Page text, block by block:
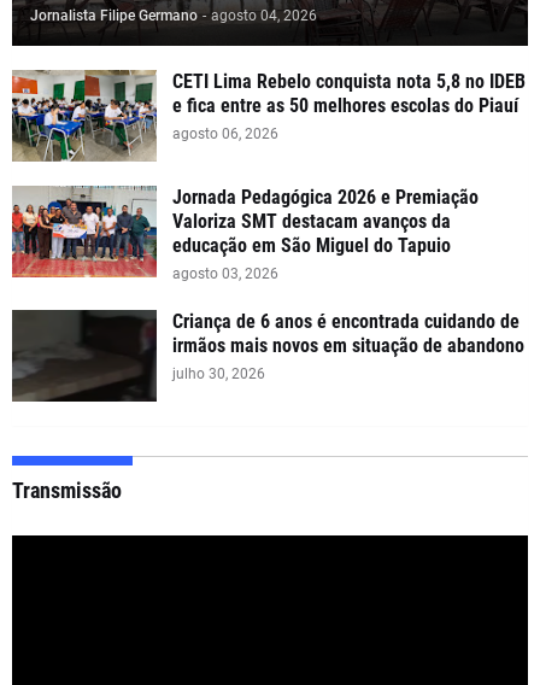
Jornalista Filipe Germano - agosto 04, 2026
CETI Lima Rebelo conquista nota 5,8 no IDEB
e fica entre as 50 melhores escolas do Piauí
agosto 06, 2026
Jornada Pedagógica 2026 e Premiação
Valoriza SMT destacam avanços da
educação em São Miguel do Tapuio
agosto 03, 2026
Criança de 6 anos é encontrada cuidando de
irmãos mais novos em situação de abandono
julho 30, 2026
Transmissão